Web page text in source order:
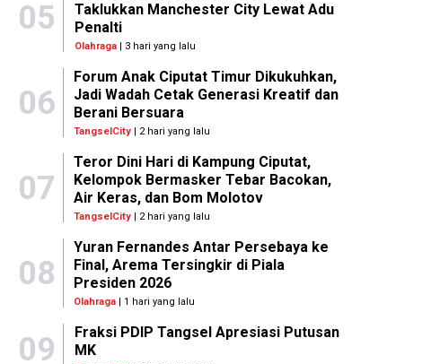
05
Taklukkan Manchester City Lewat Adu
Penalti
Olahraga| 3 hari yang lalu
06
Forum Anak Ciputat Timur Dikukuhkan,
Jadi Wadah Cetak Generasi Kreatif dan
Berani Bersuara
TangselCity | 2 hari yang lalu
07
Teror Dini Hari di Kampung Ciputat,
Kelompok Bermasker Tebar Bacokan,
Air Keras, dan Bom Molotov
TangselCity | 2 hari yang lalu
08
Yuran Fernandes Antar Persebaya ke
Final, Arema Tersingkir di Piala
Presiden 2026
Olahraga | 1 hari yang lalu
09
Fraksi PDIP Tangsel Apresiasi Putusan
MK